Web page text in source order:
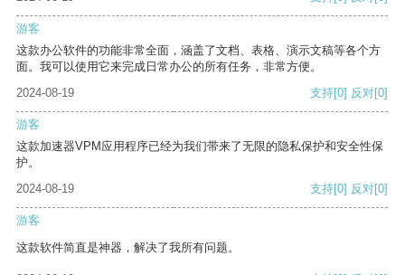
游客
这款办公软件的功能非常全面，涵盖了文档、表格、演示文稿等各个方
面。我可以使用它来完成日常办公的所有任务，非常方便。
2024-08-19
支持[0] 反对[0]
游客
这款加速器VPM应用程序已经为我们带来了无限的隐私保护和安全性保
护。
2024-08-19
支持[0] 反对[0]
游客
这款软件简直是神器，解决了我所有问题。